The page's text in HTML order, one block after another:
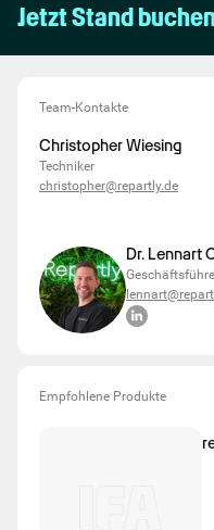
Jetzt Stand
Team-Kontakte
Christopher Wiesing
Techniker
christopher@repartly.de
Dr. Lennart
Empfohlene Produkte